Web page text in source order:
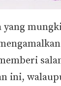
yang
ini,